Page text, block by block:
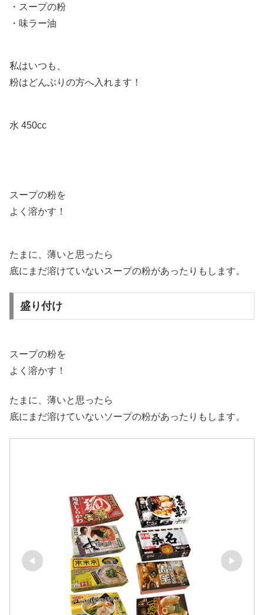
・スープの粉
・味ラー油
私はいつも、
粉はどんぶりの方へ入れます！
水 450cc
スープの粉を
よく溶かす！
たまに、薄いと思ったら
底にまだ溶けていないスープの粉があったりもします。
盛り付け
スープの粉を
よく溶かす！
たまに、薄いと思ったら
底にまだ溶けていないソープの粉があったりもします。